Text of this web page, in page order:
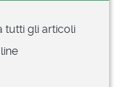
tutti gli articoli